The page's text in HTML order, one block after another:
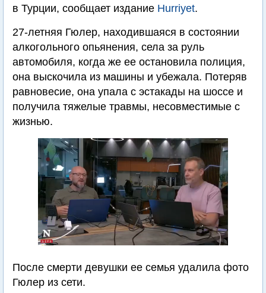
в Турции, сообщает издание Hurriyet.
27-летняя Гюлер, находившаяся в состоянии
алкогольного опьянения, села за руль
автомобиля, когда же ее остановила полиция,
она выскочила из машины и убежала. Потеряв
равновесие, она упала с эстакады на шоссе и
получила тяжелые травмы, несовместимые с
жизнью.
После смерти девушки ее семья удалила фото
Гюлер из сети.